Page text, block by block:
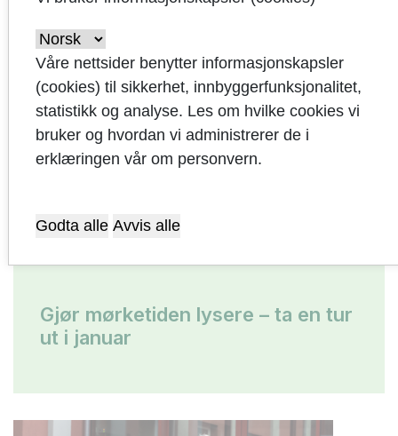
Gjør mørketiden lysere – ta en tur
ut i januar
Våre nettsider benytter informasjonskapsler
(cookies) til sikkerhet, innbyggerfunksjonalitet,
statistikk og analyse. Les om hvilke cookies vi
bruker og hvordan vi administrerer de i
erklæringen vår om personvern.
Godta alle Avvis alle